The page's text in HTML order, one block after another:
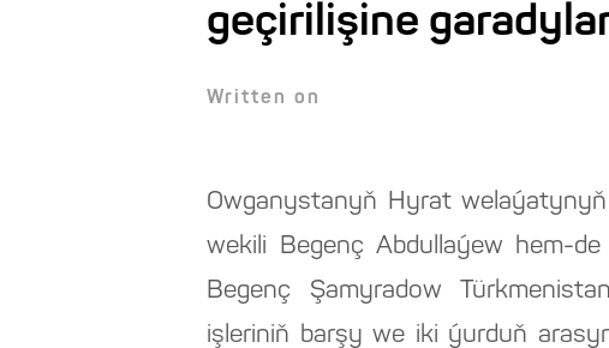
geçirilişine
Written on
Owganystanyň Hyrat
wekili Begenç Abdullaýew hem-
Begenç Şamyradow
işleriniň barşy we iki ýurduň